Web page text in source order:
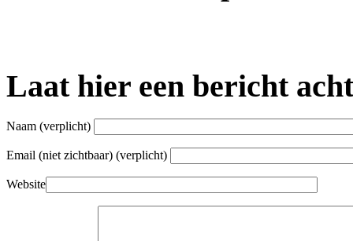
Laat hier een bericht
Naam (verplicht)
Email (niet zichtbaar) (verplicht)
Website